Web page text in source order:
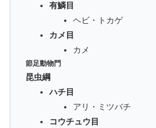
有鱗目
ヘビ・トカゲ
カメ目
カメ
節足動物門
昆虫綱
ハチ目
アリ・ミツバチ
コウチュウ目